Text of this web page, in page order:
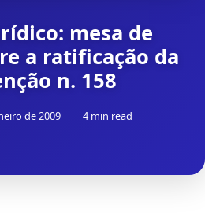
mesa de
a ratificação da
n. 158
de 2009 4 min read